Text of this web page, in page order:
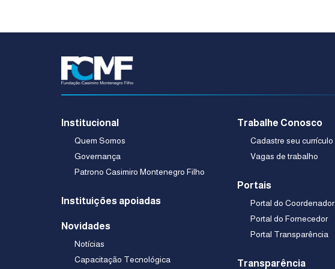
Institucional
Quem Somos
Governança
Patrono Casimiro Montenegro Filho
Instituições apoiadas
Novidades
Notícias
Capacitação Tecnológica
Trabalhe Conosco
Cadastre seu currículo
Vagas de trabalho
Portais
Portal do Coordenador
Portal do Fornecedor
Portal Transparência
Transparência